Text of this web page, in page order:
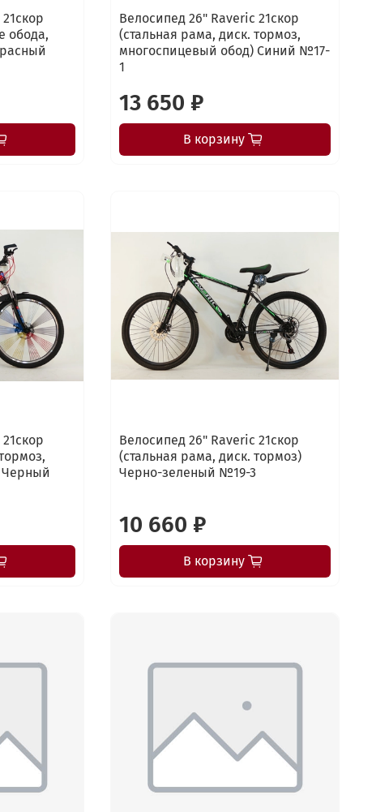
обода,
Велосипед 26" Raveric 21скор
(стальная рама, диск. тормоз,
многоспицевый обод) Синий №17-
1
13 650 ₽
В корзину
Черный
Велосипед 26" Raveric 21скор
(стальная рама, диск. тормоз)
Черно-зеленый №19-3
10 660 ₽
В корзину